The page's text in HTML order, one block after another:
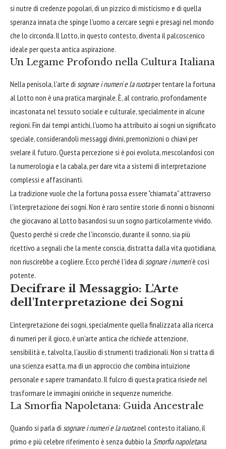
si nutre di credenze popolari, di un pizzico di misticismo e di quella
speranza innata che spinge l'uomo a cercare segni e presagi nel mondo
che lo circonda. Il Lotto, in questo contesto, diventa il palcoscenico
ideale per questa antica aspirazione.
Un Legame Profondo nella Cultura Italiana
Nella penisola, l'arte di sognare i numeri e la ruotaper tentare la fortuna
al Lotto non è una pratica marginale. È, al contrario, profondamente
incastonata nel tessuto sociale e culturale, specialmente in alcune
regioni. Fin dai tempi antichi, l'uomo ha attribuito ai sogni un significato
speciale, considerandoli messaggi divini, premonizioni o chiavi per
svelare il futuro. Questa percezione si è poi evoluta, mescolandosi con
la numerologia e la cabala, per dare vita a sistemi di interpretazione
complessi e affascinanti.
La tradizione vuole che la fortuna possa essere "chiamata" attraverso
l'interpretazione dei sogni. Non è raro sentire storie di nonni o bisnonni
che giocavano al Lotto basandosi su un sogno particolarmente vivido.
Questo perché si crede che l'inconscio, durante il sonno, sia più
ricettivo a segnali che la mente conscia, distratta dalla vita quotidiana,
non riuscirebbe a cogliere. Ecco perché l'idea di sognare i numeriè così
potente.
Decifrare il Messaggio: L'Arte
dell'Interpretazione dei Sogni
L'interpretazione dei sogni, specialmente quella finalizzata alla ricerca
di numeri per il gioco, è un'arte antica che richiede attenzione,
sensibilità e, talvolta, l'ausilio di strumenti tradizionali. Non si tratta di
una scienza esatta, ma di un approccio che combina intuizione
personale e sapere tramandato. Il fulcro di questa pratica risiede nel
trasformare le immagini oniriche in sequenze numeriche.
La Smorfia Napoletana: Guida Ancestrale
Quando si parla di sognare i numeri e la ruotanel contesto italiano, il
primo e più celebre riferimento è senza dubbio la Smorfia napoletana.